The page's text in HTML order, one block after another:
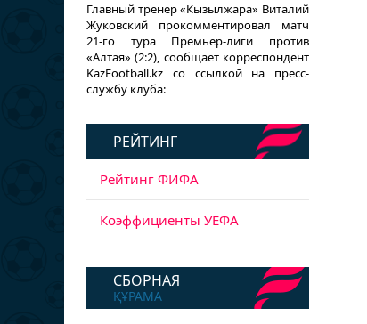
Главный тренер «Кызылжара» Виталий
Жуковский прокомментировал матч
21-го тура Премьер-лиги против
«Алтая» (2:2), сообщает корреспондент
KazFootball.kz со ссылкой на пресс-
службу клуба:
РЕЙТИНГ
Рейтинг ФИФА
Коэффициенты УЕФА
СБОРНАЯ
ҚҰРАМА